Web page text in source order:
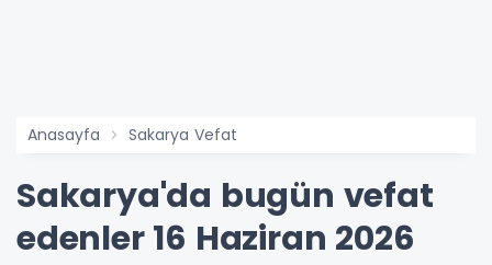
Anasayfa Sakarya Vefat
Sakarya'da bugün vefat
edenler 16 Haziran 2026